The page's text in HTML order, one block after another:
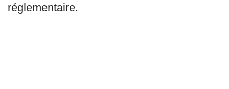
réglementaire.